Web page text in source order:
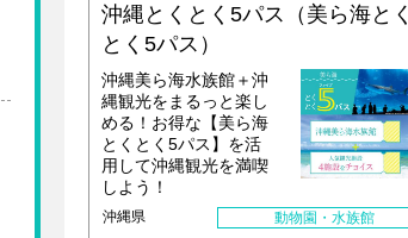
沖縄とくとく5パス（美ら海とく
とく5パス）
沖縄美ら海水族館＋沖
縄観光をまるっと楽し
める！お得な【美ら海
とくとく5パス】を活
用して沖縄観光を満喫
しよう！
沖縄県 動物園・水族館